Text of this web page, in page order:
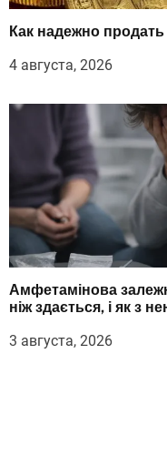
Как надежно
4 августа, 2026
Амфетамінова
ніж здається, і як з
3 августа, 2026